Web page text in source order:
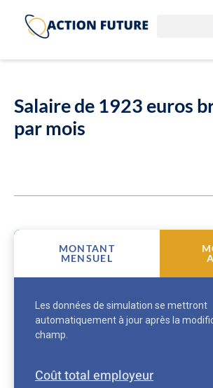
Salaire de 1923 euros
par mois
MONTANT
MENSUEL
Les données de simulation se mettront
automatiquement à jour après la
champ.
Coût total employeur